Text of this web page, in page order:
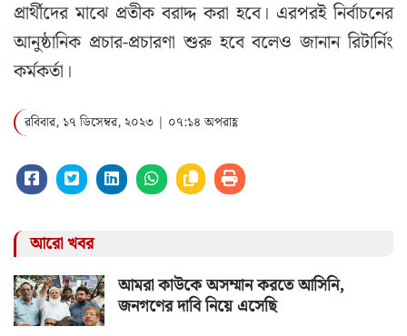
প্রার্থীদের মাঝে প্রতীক বরাদ্দ করা হবে। এরপরই নির্বাচনের
আনুষ্ঠানিক প্রচার-প্রচারণা শুরু হবে বলেও জানান রিটার্নিং
কর্মকর্তা।
রবিবার, ১৭ ডিসেম্বর, ২০২৩ | ০৭:১৪ অপরাহ্ণ
আরো খবর
আমরা কাউকে অসম্মান করতে আসিনি,
জনগণের দাবি নিয়ে এসেছি